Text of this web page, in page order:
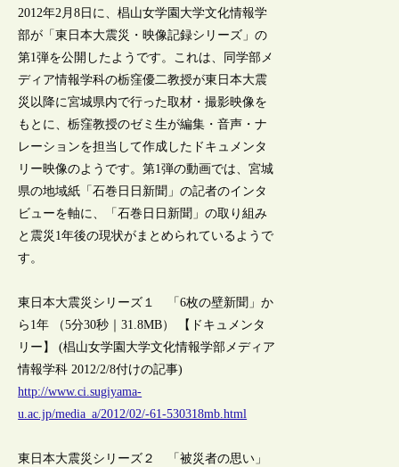
2012年2月8日に、椙山女学園大学文化情報学
部が「東日本大震災・映像記録シリーズ」の
第1弾を公開したようです。これは、同学部メ
ディア情報学科の栃窪優二教授が東日本大震
災以降に宮城県内で行った取材・撮影映像を
もとに、栃窪教授のゼミ生が編集・音声・ナ
レーションを担当して作成したドキュメンタ
リー映像のようです。第1弾の動画では、宮城
県の地域紙「石巻日日新聞」の記者のインタ
ビューを軸に、「石巻日日新聞」の取り組み
と震災1年後の現状がまとめられているようで
す。
東日本大震災シリーズ１ 「6枚の壁新聞」か
ら1年 （5分30秒｜31.8MB） 【ドキュメンタ
リー】 (椙山女学園大学文化情報学部メディア
情報学科 2012/2/8付けの記事)
http://www.ci.sugiyama-
u.ac.jp/media_a/2012/02/-61-530318mb.html
東日本大震災シリーズ２ 「被災者の思い」